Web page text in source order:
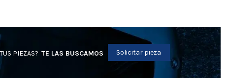
PIEZAS? TE LAS BUSCAMOS Solicitar pieza